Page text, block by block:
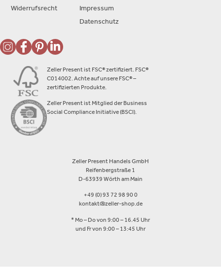
Zeller Present ist FSC® zertifiziert. FSC®
C014002. Achte auf unsere FSC® –
zertifizierten Produkte.
Zeller Present ist Mitglied der Business
Social Compliance Initiative (BSCI).
Zeller Present Handels GmbH
Reifenbergstraße 1
D-63939 Wörth am Main
+49 (0) 93 72 98 90 0
kontakt@zeller-shop.de
* Mo – Do von 9:00 – 16.45 Uhr
und Fr von 9:00 – 13:45 Uhr
Widerrufsrecht
Impressum
Datenschutz